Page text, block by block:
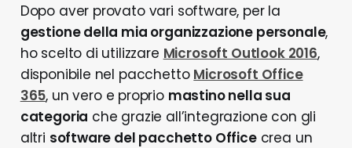
Dopo aver provato vari software, per la
gestione della mia organizzazione personale,
ho scelto di utilizzare Microsoft Outlook 2016,
disponibile nel pacchetto Microsoft Office
365, un vero e proprio mastino nella sua
categoria che grazie all’integrazione con gli
altri software del pacchetto Officecrea un